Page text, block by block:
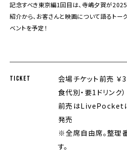
記念すべき東京編1回目は、寺嶋夕賀が
紹介から、お客さんと映画について語るトー
ベントを予定！
TICKET
会場チケット前売
食代別・要1ドリンク）
前売はLivePocket
発売
※全席自由席。整理
す。